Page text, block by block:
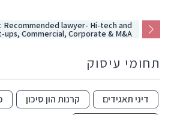
Recommended lawyer- Hi-tech and
ups, Commercial, Corporate & M&A
תחומי עיסוק
דיני תאגידים קרנות הון סיכון